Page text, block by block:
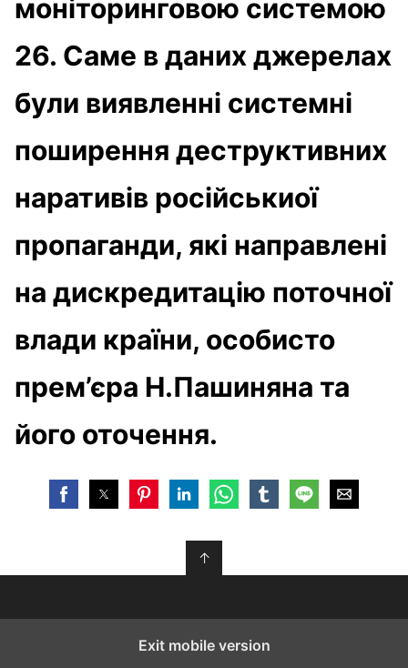
моніторинговою системою
26. Саме в даних джерелах
були виявленні системні
поширення деструктивних
наративів російськиої
пропаганди, які направлені
на дискредитацію поточної
влади країни, особисто
прем’єра Н.Пашиняна та
його оточення.
↑
Exit mobile version